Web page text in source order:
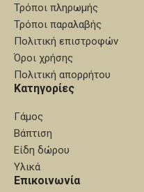
Τρόποι πληρωμής
Τρόποι παραλαβής
Πολιτική επιστροφών
Όροι χρήσης
Πολιτική απορρήτου
Κατηγορίες
Γάμος
Βάπτιση
Είδη δώρου
Υλικά
Επικοινωνία